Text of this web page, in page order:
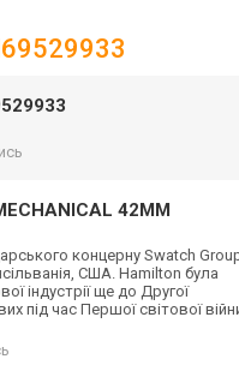
42MM
концерну Swatch
США. Hamilton була
індустрії ще до Другої
під час Першої світової